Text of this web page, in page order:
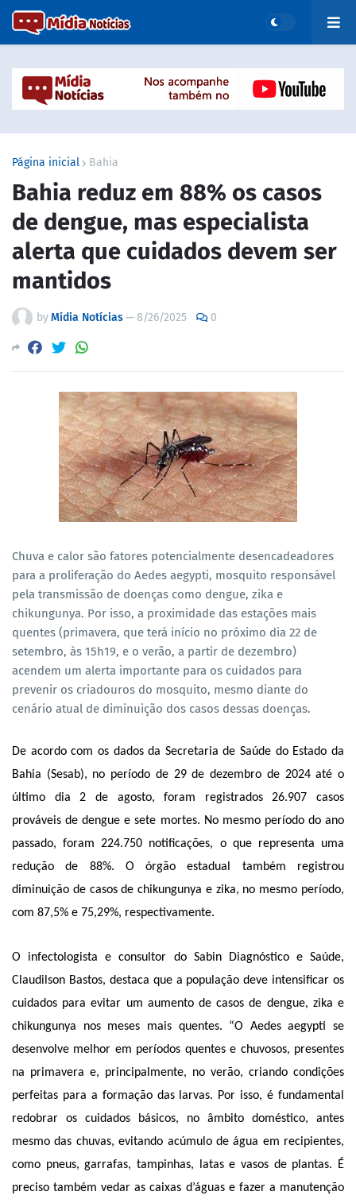
Página inicial Bahia
Bahia reduz em 88% os casos
de dengue, mas especialista
alerta que cuidados devem ser
mantidos
byMídia Notícias—8/26/2025 0
Chuva e calor são fatores potencialmente desencadeadores
para a proliferação do Aedes aegypti, mosquito responsável
pela transmissão de doenças como dengue, zika e
chikungunya. Por isso, a proximidade das estações mais
quentes (primavera, que terá início no próximo dia 22 de
setembro, às 15h19, e o verão, a partir de dezembro)
acendem um alerta importante para os cuidados para
prevenir os criadouros do mosquito, mesmo diante do
cenário atual de diminuição dos casos dessas doenças.
De acordo com os dados da Secretaria de Saúde do Estado da
Bahia (Sesab), no período de 29 de dezembro de 2024 até o
último dia 2 de agosto, foram registrados 26.907 casos
prováveis de dengue e sete mortes. No mesmo período do ano
passado, foram 224.750 notificações, o que representa uma
redução de 88%. O órgão estadual também registrou
diminuição de casos de chikungunya e zika, no mesmo período,
com 87,5% e 75,29%, respectivamente.
O infectologista e consultor do Sabin Diagnóstico e Saúde,
Claudilson Bastos, destaca que a população deve intensificar os
cuidados para evitar um aumento de casos de dengue, zika e
chikungunya nos meses mais quentes. “O Aedes aegypti se
desenvolve melhor em períodos quentes e chuvosos, presentes
na primavera e, principalmente, no verão, criando condições
perfeitas para a formação das larvas. Por isso, é fundamental
redobrar os cuidados básicos, no âmbito doméstico, antes
mesmo das chuvas, evitando acúmulo de água em recipientes,
como pneus, garrafas, tampinhas, latas e vasos de plantas. É
preciso também vedar as caixas d’águas e fazer a manutenção